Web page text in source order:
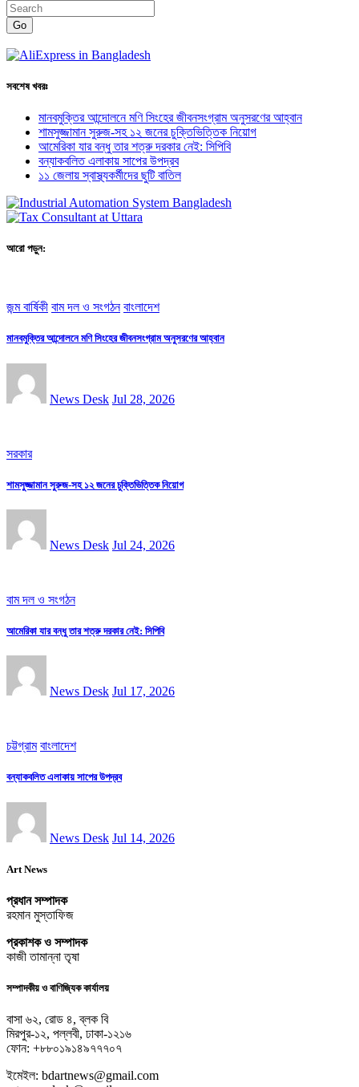
Go
সবশেষ খবরঃ
মানবমুক্তির আন্দোলনে মণি সিংহের জীবনসংগ্রাম অনুসরণের আহ্বান
শামসুজ্জামান সুরুজ-সহ ১২ জনের চুক্তিভিত্তিক নিয়োগ
আমেরিকা যার বন্ধু তার শত্রু দরকার নেই: সিপিবি
বন্যাকবলিত এলাকায় সাপের উপদ্রব
১১ জেলায় স্বাস্থ্যকর্মীদের ছুটি বাতিল
আরো পড়ুন:
জন্ম বার্ষিকী বাম দল ও সংগঠন বাংলাদেশ
মানবমুক্তির আন্দোলনে মণি সিংহের জীবনসংগ্রাম অনুসরণের আহ্বান
News Desk Jul 28, 2026
সরকার
শামসুজ্জামান সুরুজ-সহ ১২ জনের চুক্তিভিত্তিক নিয়োগ
News Desk Jul 24, 2026
বাম দল ও সংগঠন
আমেরিকা যার বন্ধু তার শত্রু দরকার নেই: সিপিবি
News Desk Jul 17, 2026
চট্টগ্রাম বাংলাদেশ
বন্যাকবলিত এলাকায় সাপের উপদ্রব
News Desk Jul 14, 2026
Art News
প্রধান সম্পাদক
রহমান মুস্তাফিজ
প্রকাশক ও সম্পাদক
কাজী তামান্না তৃষা
সম্পাদকীয় ও বাণিজ্যিক কার্যালয়
বাসা ৬২, রোড ৪, ব্লক বি
মিরপুর-১২, পল্লবী, ঢাকা-১২১৬
ফোন: +৮৮০১৯১৪৯৭৭৭০৭
ইমেইল: bdartnews@gmail.com